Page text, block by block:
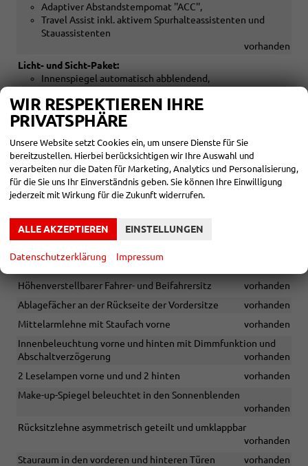
Adaptiver Abstandstempomat ''ACC'',
Travel Assist inkl. aktivem Spurhalteassistenten und
Stauassistenten
vorhanden
Licht- und Sicht-Paket:
Innenspiegel automatisch abblendend,
Coming Home/Leaving Home Funktion
INNEN
Klimaanlage "Climatic"
vorhanden
3-Speichen-Multifunktionslederlenkrad mit Schaltwippen
Handbremsengriff und Schalthebel in Leder
Elektrische Fensterheber vorne und hinten
Höhenverstellbarer Fahrer- und Beifahrersitz
vorhanden
Ablagefächer an der Rückseite der Vordersitze
vorhanden
Mittelarmlehne mit Staufach vorne
vorhanden
Innenbeleuchtung vorne und hinten mit Dimmfunktion und
Abschaltverzögerung
vorhanden
2 Leselampen vorne und und 2 hinten
vorhanden
Make-up-Spiegel beleuchtet in den Sonnenblenden
vorhanden
Rücksitzlehne asymmetrisch geteilt und umklappbar
vorhanden
Stauraum in den vorderen und hinteren Türen
vorhanden
WIR RESPEKTIEREN IHRE
PRIVATSPHÄRE
Unsere Website setzt Cookies ein, um unsere Dienste für Sie
bereitzustellen. Hierbei berücksichtigen wir Ihre Auswahl und
verarbeiten nur die Daten für Marketing, Analytics und Personalisierung,
für die Sie uns Ihr Einverständnis geben. Sie können Ihre Einwilligung
jederzeit mit Wirkung für die Zukunft widerrufen.
ALLE AKZEPTIEREN EINSTELLUNGEN
Datenschutzerklärung Impressum